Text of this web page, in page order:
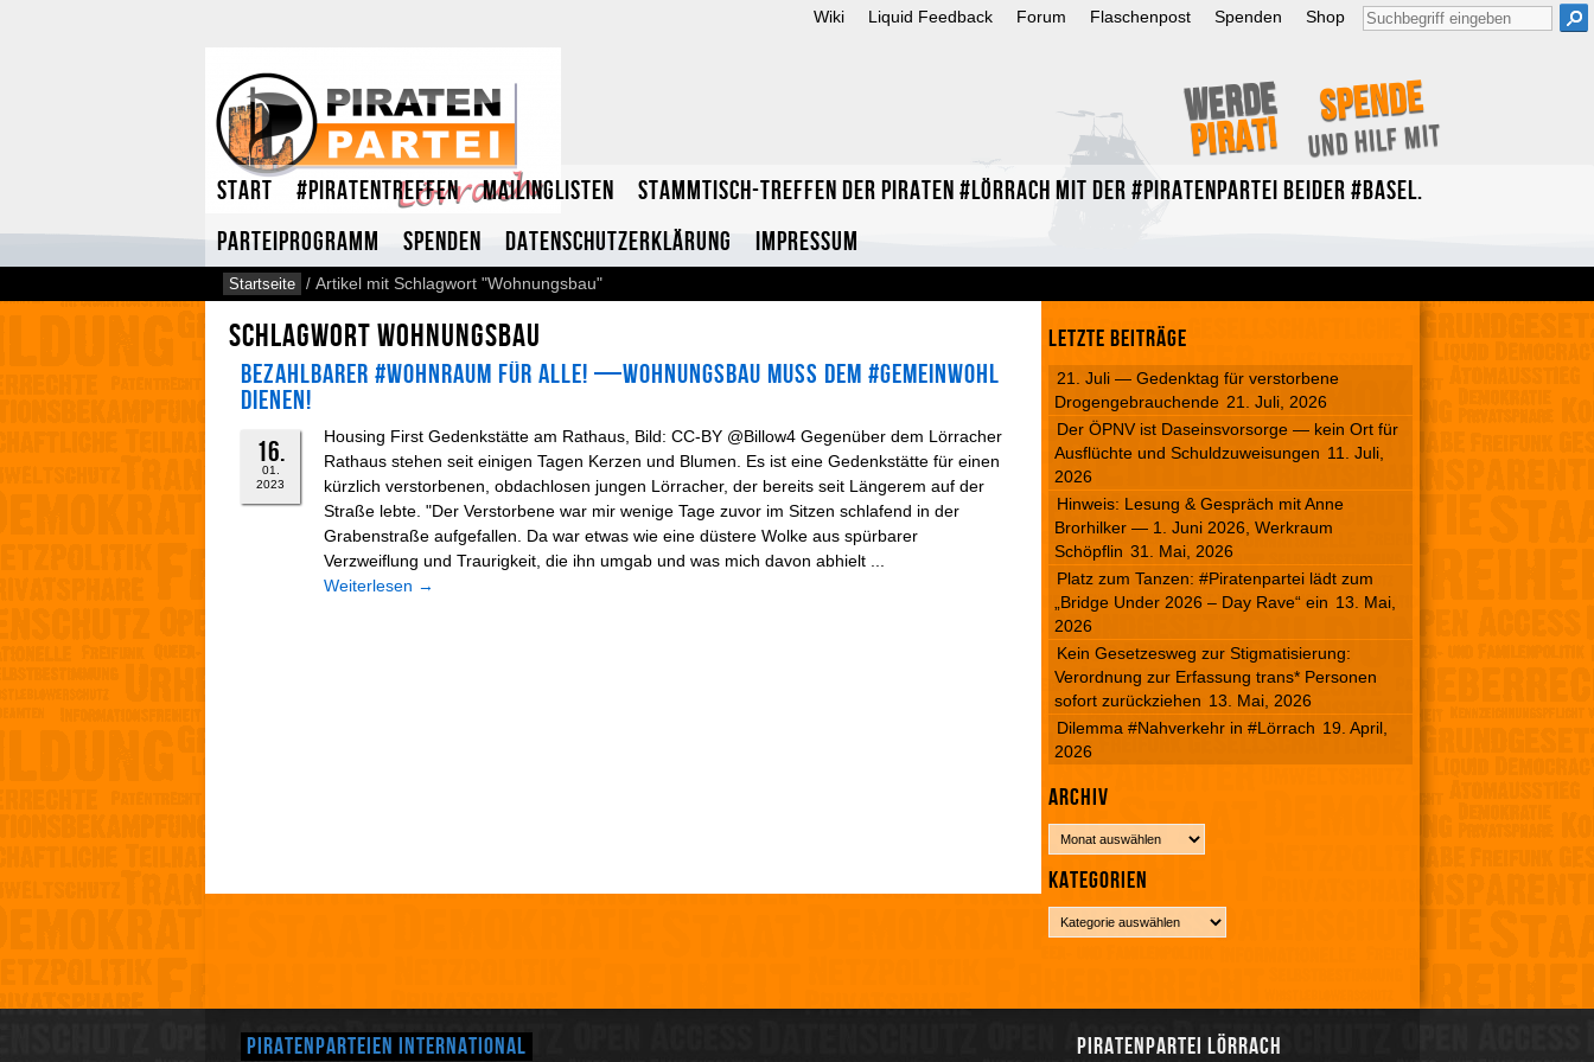
Wiki Liquid Feedback Forum Flaschenpost Spenden Shop
Suche
nach:
Start #Piratentreffen Mailinglisten
Stammtisch-Treffen der Piraten #Lörrach mit der #Piratenpartei beider #Basel.
Parteiprogramm
Spenden Datenschutzerklärung Impressum
Werde
Pirat!
Spende
und hilf mit
Startseite / Artikel mit Schlagwort "Wohnungsbau"
Schlagwort Wohnungsbau
Bezahlbarer #Wohnraum für alle! —Wohnungsbau muss dem #Gemeinwohl
dienen!
16.
01.
2023
Housing First Gedenkstätte am Rathaus, Bild: CC-BY @Billow4 Gegenüber dem Lörracher
Rathaus stehen seit einigen Tagen Kerzen und Blumen. Es ist eine Gedenkstätte für einen
kürzlich verstorbenen, obdachlosen jungen Lörracher, der bereits seit Längerem auf der
Straße lebte. "Der Verstorbene war mir wenige Tage zuvor im Sitzen schlafend in der
Grabenstraße aufgefallen. Da war etwas wie eine düstere Wolke aus spürbarer
Verzweiflung und Traurigkeit, die ihn umgab und was mich davon abhielt ...
Weiterlesen →
Letzte Beiträge
21. Juli — Gedenktag für verstorbene
Drogengebrauchende 21. Juli, 2026
Der ÖPNV ist Daseinsvorsorge — kein Ort für
Ausflüchte und Schuldzuweisungen 11. Juli,
2026
Hinweis: Lesung & Gespräch mit Anne
Brorhilker — 1. Juni 2026, Werkraum
Schöpflin 31. Mai, 2026
Platz zum Tanzen: #Piratenpartei lädt zum
„Bridge Under 2026 – Day Rave“ ein 13. Mai,
2026
Kein Gesetzesweg zur Stigmatisierung:
Verordnung zur Erfassung trans* Personen
sofort zurückziehen 13. Mai, 2026
Dilemma #Nahverkehr in #Lörrach 19. April,
2026
Archiv
r
c
Kategorien
a
g
Piratenparteien International Piratenpartei Lörrach